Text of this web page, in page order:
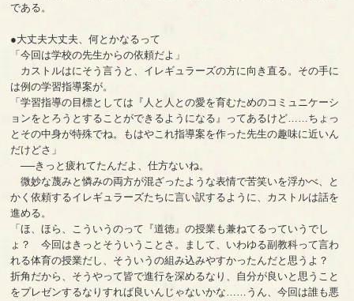
である。
●大丈夫大丈夫、何とかなるって
「今回は学校の先生からの依頼だよ」
カストルはにそう言うと、イレギュラーズの方に向き直る。その手に
は例の学習指導案が。
「学習指導の目標としては『人と人との愛を育むためのコミュニケーシ
ョンをとろうとすることができるようになる』ってあるけど……ちょっ
とその中身が特殊でね。もはやこれ指導案を作った先生の趣味に近いん
だけどさ」
──きっと疲れてたんだよ、仕方ないね。
微妙な蔑みと憐みの両方が混ざったような表情で苦笑いを浮かべ、と
かく依頼するイレギュラーズたちに言い訳するように、カストルは話を
進める。
「ほ、ほら、こういうのって『道徳』の授業も兼ねてるっていうでし
ょ？ 今回はきっとそういうことさ。まして、いわゆる副教科って言わ
れる体育の授業だし、そういうの組み込みやすかったんだと思うよ？
折角だから、そうやって皆で進行を深めるなり、自分が良いと思うこと
をプレゼンするなりすれば良いんじゃないかな……うん、今回は誰も悪